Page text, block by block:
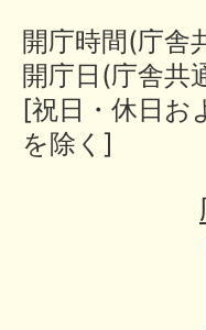
開庁時間(庁舎
開庁日(庁舎共
[祝日・休日お
を除く]